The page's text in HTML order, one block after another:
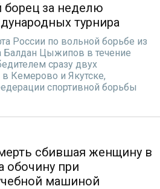
борец за неделю
турнира
России по вольной борьбе из
Балдан Цыжипов в течение
сразу двух
Кемерово и Якутске,
спортивной борьбы
сбившая женщину в
обочину при
машиной